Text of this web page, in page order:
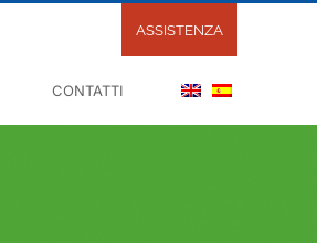
ASSISTENZA
CONTATTI